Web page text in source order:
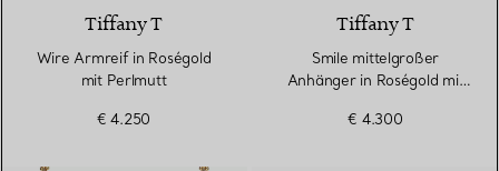
Tiffany T
Wire Armreif in Roségold
mit Perlmutt
€ 4.250
Tiffany T
Smile mittelgroßer
Anhänger in Roségold mit
€ 4.300